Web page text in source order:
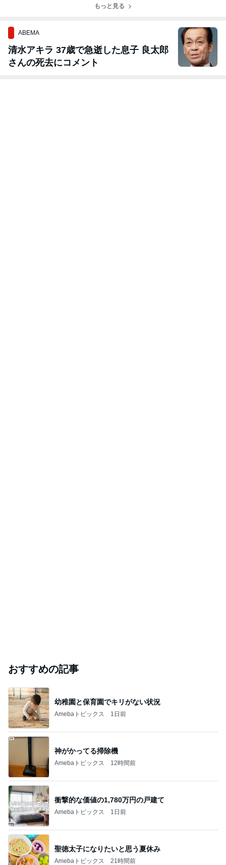
もっと見る
ABEMA
清水アキラ 37歳で急逝した息子 良太郎
さんの死去にコメント
おすすめの記事
幼稚園と保育園でキリがない状況
Amebaトピックス 1日前
神がかってる掃除機
Amebaトピックス 12時間前
衝撃的な価値の1,780万円の戸建て
Amebaトピックス 1日前
聖徳太子になりたいと思う夏休み
Amebaトピックス 21時間前